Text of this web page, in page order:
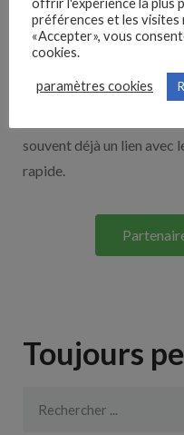
Nos
Découvrez nos
multidiffuseurs, sites
souvent déjà un lien avec
rapide.
Toujours
préférences et les visites
«Accepter», vous
cookies.
paramètres cookies